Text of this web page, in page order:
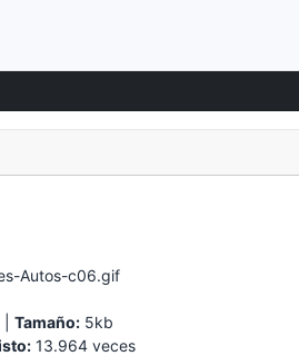
Autos-c06.gif
|Tamaño: 5kb
13.964 veces